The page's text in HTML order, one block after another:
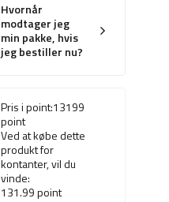
Hvornår
modtager jeg
min pakke, hvis
jeg bestiller nu?
Pris i point:13199
point
Ved at købe dette
produkt for
kontanter, vil du
vinde:
131.99point